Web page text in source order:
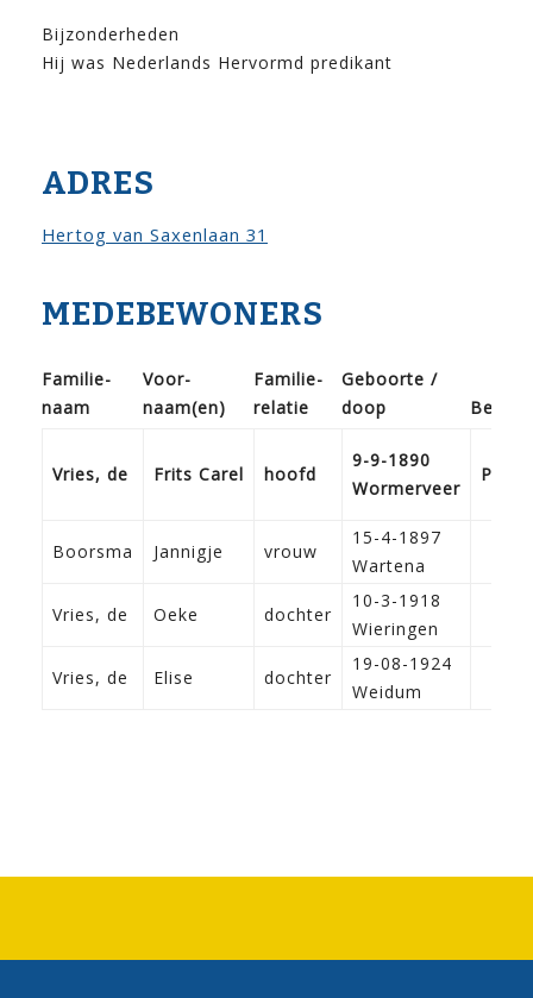
Bijzonderheden
Hij was Nederlands Hervormd predikant
ADRES
Hertog van Saxenlaan 31
MEDEBEWONERS
Familie­
naam
Voor­
naam(en)
Familie­
relatie
Geboorte /
doop
Beroep
Vries, de Frits Carel hoofd
9-9-1890
Wormerveer
Boorsma Jannigje vrouw
15-4-1897
Wartena
Vries, de Oeke dochter
10-3-1918
Wieringen
Vries, de Elise dochter
19-08-1924
Weidum